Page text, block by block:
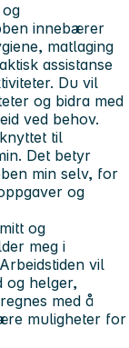
innebærer
matlaging
assistanse
Du vil
og bidra med
ved behov.
til
Det betyr
min selv, for
og
og
meg i
vil
og helger,
med å
muligheter for